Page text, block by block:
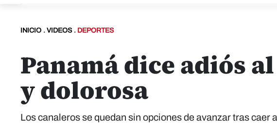
INICIO . VIDEOS . DEPORTES
Panamá dice adiós
y dolorosa
Los canaleros se quedan sin opciones de avanzar tras caer